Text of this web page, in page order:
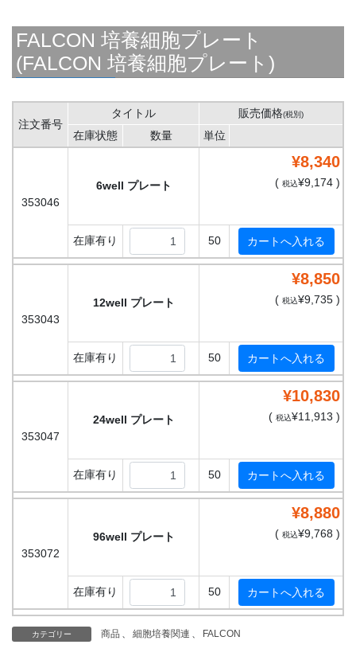
FALCON 培養細胞プレート
(FALCON 培養細胞プレート)
注文番号
タイトル 販売価格(税別)
在庫状態 数量 単位
353046
6well プレート
¥8,340
( 税込¥9,174 )
在庫有り 50
353043
12well プレート
¥8,850
( 税込¥9,735 )
在庫有り 50
353047
24well プレート
¥10,830
( 税込¥11,913 )
在庫有り 50
353072
96well プレート
¥8,880
( 税込¥9,768 )
在庫有り 50
カテゴリー 商品 、 細胞培養関連 、 FALCON